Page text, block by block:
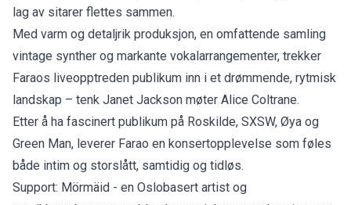
lag av sitarer flettes sammen.
Med varm og detaljrik produksjon, en omfattende samling
vintage synther og markante vokalarrangementer, trekker
Faraos liveopptreden publikum inn i et drømmende, rytmisk
landskap – tenk Janet Jackson møter Alice Coltrane.
Etter å ha fascinert publikum på Roskilde, SXSW, Øya og
Green Man, leverer Farao en konsertopplevelse som føles
både intim og storslått, samtidig og tidløs.
Support: Mörmäid - en Oslobasert artist og